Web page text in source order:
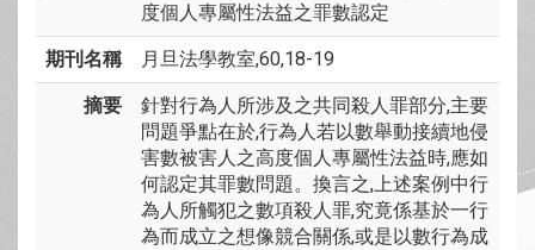
度個人專屬性法益之罪數認定
期刊名稱 月旦法學教室,60,18-19
摘要
針對行為人所涉及之共同殺人罪部分,主要
問題爭點在於,行為人若以數舉動接續地侵
害數被害人之高度個人專屬性法益時,應如
何認定其罪數問題。換言之,上述案例中行
為人所觸犯之數項殺人罪,究竟係基於一行
為而成立之想像競合關係,或是以數行為成